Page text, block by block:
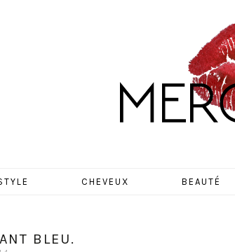
CHEVEUX BEAUTÉ
BLEU.